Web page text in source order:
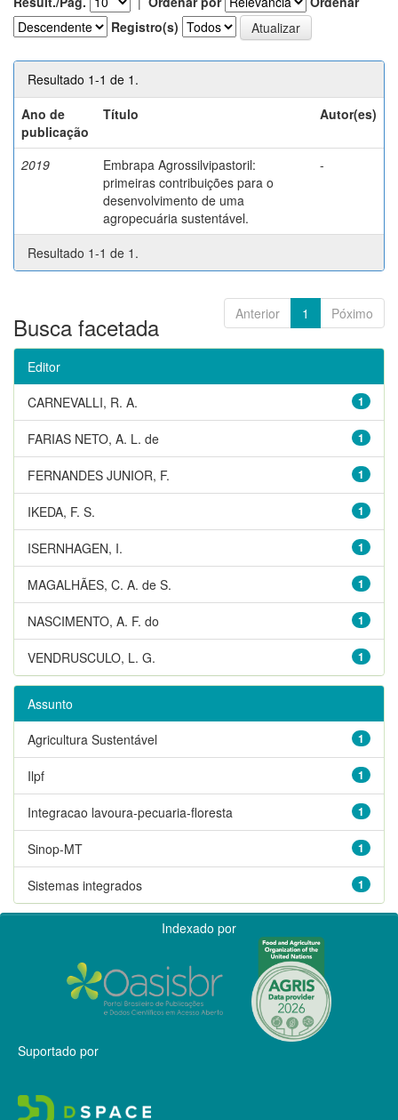
Registro(s)
Resultado 1-1 de 1.
Ano de
publicação
Título Autor(es)
2019
Embrapa Agrossilvipastoril:
primeiras contribuições para o
desenvolvimento de uma
agropecuária sustentável.
-
Resultado 1-1 de 1.
Anterior 1 Póximo
Busca facetada
Editor
1
CARNEVALLI, R. A.
1
FARIAS NETO, A. L. de
1
FERNANDES JUNIOR, F.
1
IKEDA, F. S.
1
ISERNHAGEN, I.
1
MAGALHÃES, C. A. de S.
1
NASCIMENTO, A. F. do
1
VENDRUSCULO, L. G.
Assunto
1
Agricultura Sustentável
1
Ilpf
1
Integracao lavoura-pecuaria-floresta
1
Sinop-MT
1
Sistemas integrados
Indexado por
Suportado por